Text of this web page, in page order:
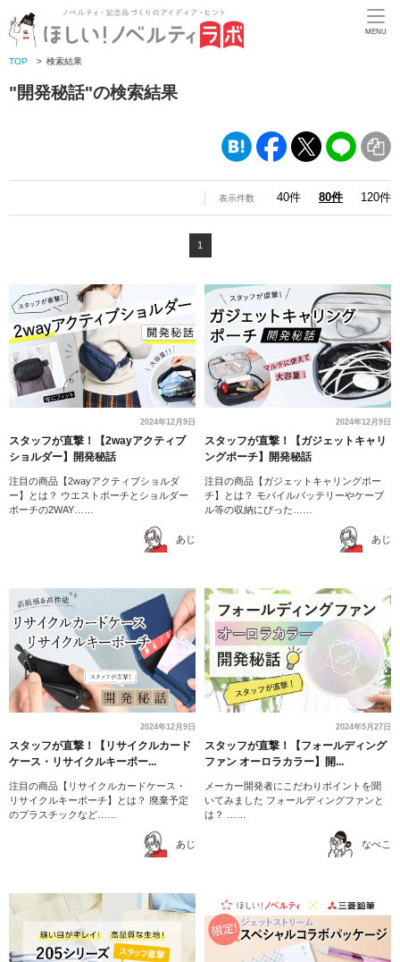
MENU
TOP > 検索結果
"開発秘話"の検索結果
表示件数 40件 80件 120件
1
2024年12月9日
スタッフが直撃！【2wayアクティブ
ショルダー】開発秘話
注目の商品【2wayアクティブショルダ
ー】とは？ ウエストポーチとショルダー
ポーチの2WAY……
あじ
2024年12月9日
スタッフが直撃！【ガジェットキャリ
ングポーチ】開発秘話
注目の商品【ガジェットキャリングポー
チ】とは？ モバイルバッテリーやケーブ
ル等の収納にぴった……
あじ
2024年12月9日
スタッフが直撃！【リサイクルカード
ケース・リサイクルキーポー...
注目の商品【リサイクルカードケース・
リサイクルキーポーチ】とは？ 廃棄予定
のプラスチックなど……
あじ
2024年5月27日
スタッフが直撃！【フォールディング
ファン オーロラカラー】開...
メーカー開発者にこだわりポイントを聞
いてみました フォールディングファンと
は？ ……
なべこ